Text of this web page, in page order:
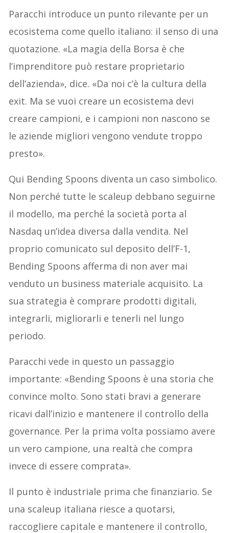
Paracchi introduce un punto rilevante per un
ecosistema come quello italiano: il senso di una
quotazione. «La magia della Borsa è che
l’imprenditore può restare proprietario
dell’azienda», dice. «Da noi c’è la cultura della
exit. Ma se vuoi creare un ecosistema devi
creare campioni, e i campioni non nascono se
le aziende migliori vengono vendute troppo
presto».
Qui Bending Spoons diventa un caso simbolico.
Non perché tutte le scaleup debbano seguirne
il modello, ma perché la società porta al
Nasdaq un’idea diversa dalla vendita. Nel
proprio comunicato sul deposito dell’F-1,
Bending Spoons afferma di non aver mai
venduto un business materiale acquisito. La
sua strategia è comprare prodotti digitali,
integrarli, migliorarli e tenerli nel lungo
periodo.
Paracchi vede in questo un passaggio
importante: «Bending Spoons è una storia che
convince molto. Sono stati bravi a generare
ricavi dall’inizio e mantenere il controllo della
governance. Per la prima volta possiamo avere
un vero campione, una realtà che compra
invece di essere comprata».
Il punto è industriale prima che finanziario. Se
una scaleup italiana riesce a quotarsi,
raccogliere capitale e mantenere il controllo,